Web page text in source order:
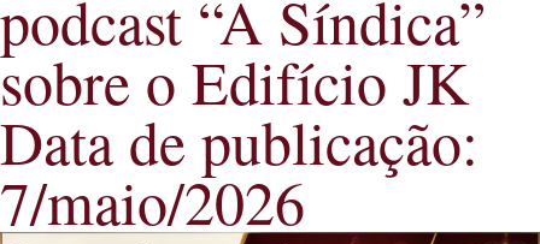
podcast “A Síndica”
sobre o Edifício JK
Data de publicação:
7/maio/2026